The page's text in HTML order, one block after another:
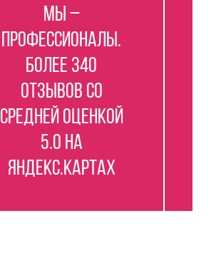
Мы –
профессионалы.
Более 340
отзывов со
средней оценкой
5.0 на
Яндекс.Картах